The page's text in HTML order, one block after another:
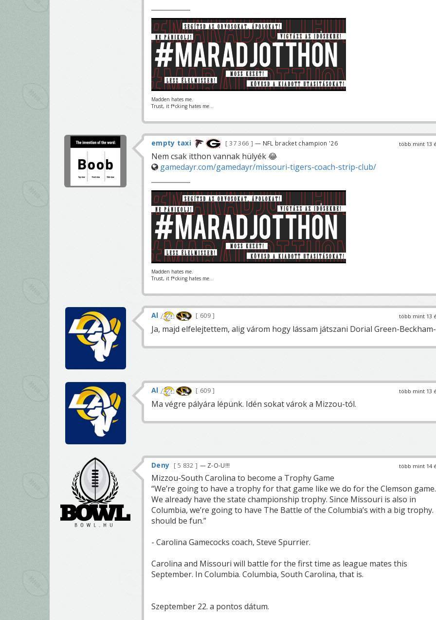
Madden hates me.
Trust, it f*cking hates me...
több mint 13
empty taxi 37 366 — NFL bracket champion '26
Nem csak itthon vannak hülyék 😂
gamedayr.com/gamedayr/missouri-tigers-coach-strip-club/
Madden hates me.
Trust, it f*cking hates me...
több mint 13
Al 609
Ja, majd elfelejtettem, alig várom hogy lássam játszani Dorial Green-
több mint 13
Al 609
Ma végre pályára lépünk. Idén sokat várok a Mizzou-tól.
több mint 14
Deny 5 832 — Z-O-U!!!
Mizzou-South Carolina to become a Trophy Game
“We’re going to have a trophy for that game like we do for the Clemson game.
We already have the state championship trophy. Since Missouri is also in
Columbia, we’re going to have The Battle of the Columbia’s with a big trophy.
should be fun.”
- Carolina Gamecocks coach, Steve Spurrier.
Carolina and Missouri will battle for the first time as league mates this
September. In Columbia. Columbia, South Carolina, that is.
Szeptember 22. a pontos dátum.